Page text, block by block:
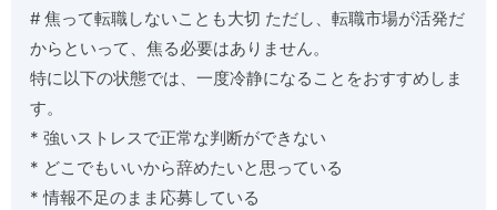
# 焦って転職しないことも大切 ただし、転職市場が活発だ
からといって、焦る必要はありません。
特に以下の状態では、一度冷静になることをおすすめしま
す。
* 強いストレスで正常な判断ができない
* どこでもいいから辞めたいと思っている
* 情報不足のまま応募している